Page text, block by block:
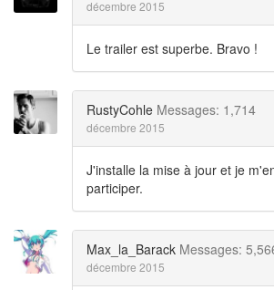
décembre 2015
Le trailer est superbe. Bravo !
RustyCohle Messages: 1,714
décembre 2015
J'installe la mise à jour et je
participer.
Max_la_Barack Messages:
décembre 2015